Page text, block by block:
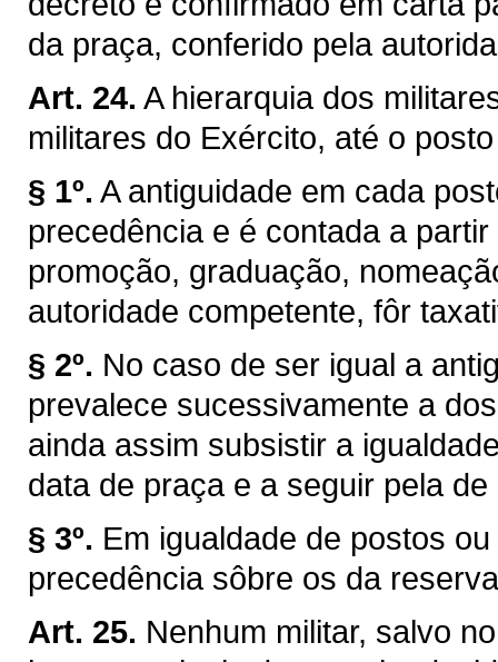
da praça, conferido pela
Art. 24. A hierarquia dos
militares do Exército, até o
§ 1º. A antiguidade em cada
precedência e é contada a
promoção, graduação,
autoridade competente, fôr
§ 2º. No caso de ser igual a
prevalece sucessivamente a
ainda assim subsistir a
data de praça e a seguir pela
§ 3º. Em igualdade de postos
precedência sôbre os da
Art. 25. Nenhum militar, salvo